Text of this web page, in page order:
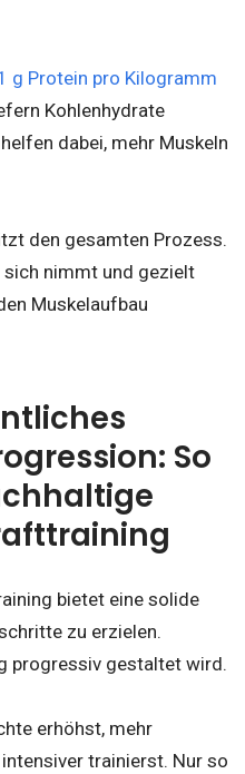
g Protein pro Kilogramm
Kohlenhydrate
dabei, mehr Muskeln
den gesamten Prozess.
sich nimmt und gezielt
Muskelaufbau
So
bietet eine solide
zu erzielen.
progressiv gestaltet wird.
erhöhst, mehr
trainierst. Nur so